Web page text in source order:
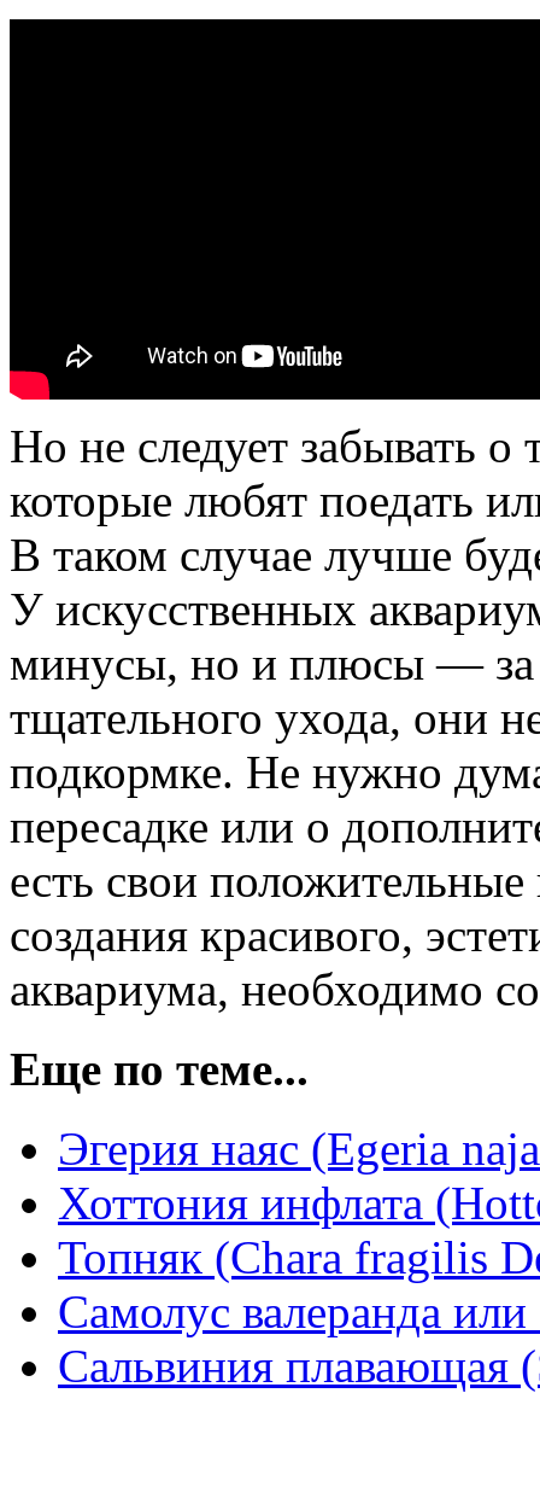
Но не следует забывать
которые любят поедать
В таком случае лучше
У искусственных
минусы, но и плюсы — за
тщательного ухода, они
подкормке. Не нужно
пересадке или о
есть свои
создания красивого,
аквариума, необходимо
Еще по теме...
Эгерия наяс (Egeria
Хоттония инфлата
Топняк (Chara fragilis
Самолус валеранда
Сальвиния плавающая